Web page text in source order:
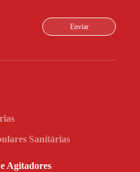
Enviar
Sanitárias
Agitadores